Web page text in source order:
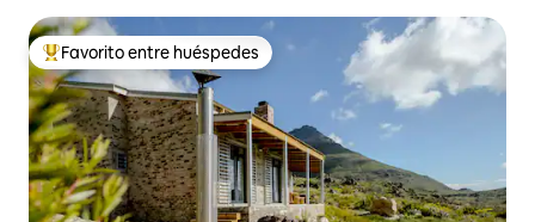
Favorito entre huéspedes preferido
Favorito entre huéspedes